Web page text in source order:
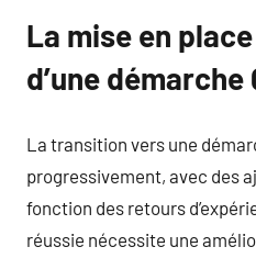
La mise en
d’une démarche
La transition vers une
progressivement, avec des
fonction des retours
réussie nécessite une